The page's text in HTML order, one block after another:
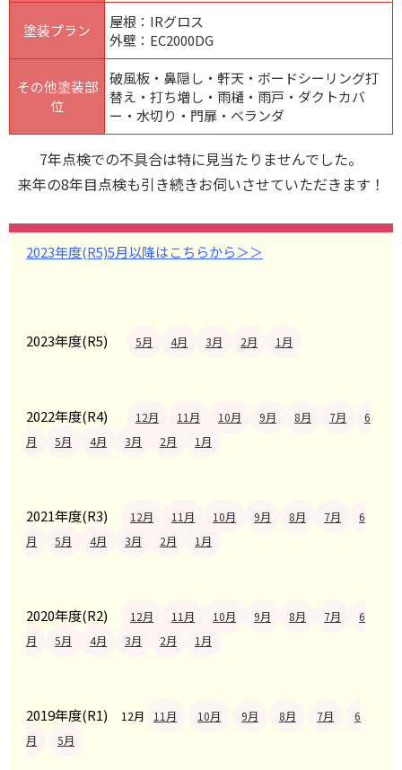
塗装プラン
屋根：IRグロス
外壁：EC2000DG
その他塗装部
位
破風板・鼻隠し・軒天・ボードシーリング打
替え・打ち増し・雨樋・雨戸・ダクトカバ
ー・水切り・門扉・ベランダ
7年点検での不具合は特に見当たりませんでした。
来年の8年目点検も引き続きお伺いさせていただきます！
2023年度(R5)5月以降はこちらから＞＞
2023年度(R5) 5月 4月 3月 2月 1月
2022年度(R4) 12月 11月 10月 9月 8月 7月
6
月
5月 4月 3月 2月 1月
2021年度(R3) 12月 11月 10月 9月 8月 7月
6
月
5月 4月 3月 2月 1月
2020年度(R2) 12月 11月 10月 9月 8月 7月
6
月
5月 4月 3月 2月 1月
2019年度(R1) 12月 11月 10月 9月 8月 7月
6
月
5月